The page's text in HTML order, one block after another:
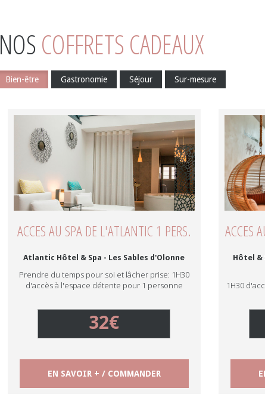
NOS COFFRETS CADEAUX
Bien-être Gastronomie Séjour Sur-mesure
ACCES AU SPA DE L'ATLANTIC 1 PERS.
Atlantic Hôtel & Spa - Les Sables d'Olonne
Prendre du temps pour soi et lâcher prise: 1H30
d'accès à l'espace détente pour 1 personne
32€
EN SAVOIR + / COMMANDER
ACCES
Hôtel &
1H30